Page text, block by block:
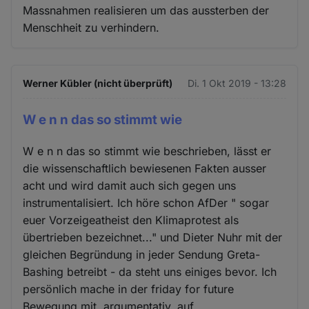
Massnahmen realisieren um das aussterben der
Menschheit zu verhindern.
Werner Kübler (nicht überprüft) Di. 1 Okt 2019 - 13:28
W e n n das so stimmt wie
W e n n das so stimmt wie beschrieben, lässt er
die wissenschaftlich bewiesenen Fakten ausser
acht und wird damit auch sich gegen uns
instrumentalisiert. Ich höre schon AfDer " sogar
euer Vorzeigeatheist den Klimaprotest als
übertrieben bezeichnet..." und Dieter Nuhr mit der
gleichen Begründung in jeder Sendung Greta-
Bashing betreibt - da steht uns einiges bevor. Ich
persönlich mache in der friday for future